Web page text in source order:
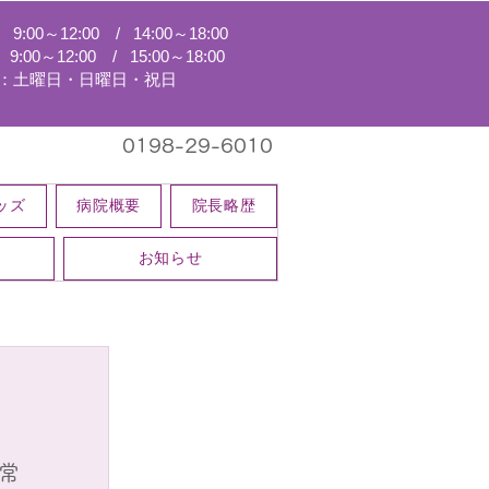
9:00～12:00 / 14:00～18:00
～12:00 / 15:00～18:00
土曜日・日曜日・祝日
0198-29-6010
ズ 病院概要 院長略歴
お知らせ